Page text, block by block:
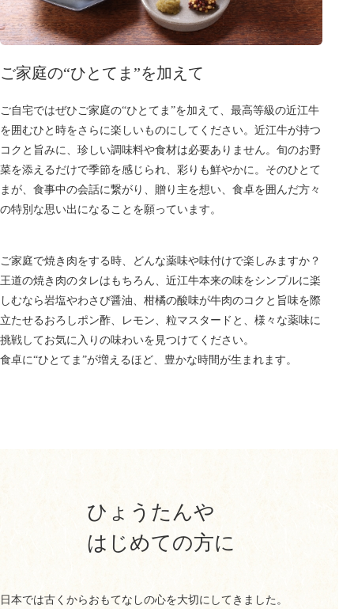
ご家庭の“ひとてま”を加えて
ご自宅ではぜひご家庭の“ひとてま”を加えて、最高等級の近江牛
を囲むひと時をさらに楽しいものにしてください。近江牛が持つ
コクと旨みに、珍しい調味料や食材は必要ありません。旬のお野
菜を添えるだけで季節を感じられ、彩りも鮮やかに。そのひとて
まが、食事中の会話に繋がり、贈り主を想い、食卓を囲んだ方々
の特別な思い出になることを願っています。
ご家庭で焼き肉をする時、どんな薬味や味付けで楽しみますか？
王道の焼き肉のタレはもちろん、近江牛本来の味をシンプルに楽
しむなら岩塩やわさび醤油、柑橘の酸味が牛肉のコクと旨味を際
立たせるおろしポン酢、レモン、粒マスタードと、様々な薬味に
挑戦してお気に入りの味わいを見つけてください。
食卓に“ひとてま”が増えるほど、豊かな時間が生まれます。
ひょうたんや
はじめての方に
日本では古くからおもてなしの心を大切にしてきました。